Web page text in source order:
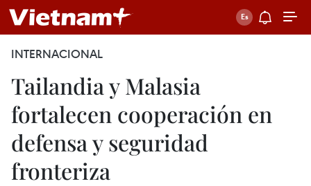
INTERNACIONAL
Tailandia y Malasia
fortalecen cooperación en
defensa y seguridad
fronteriza